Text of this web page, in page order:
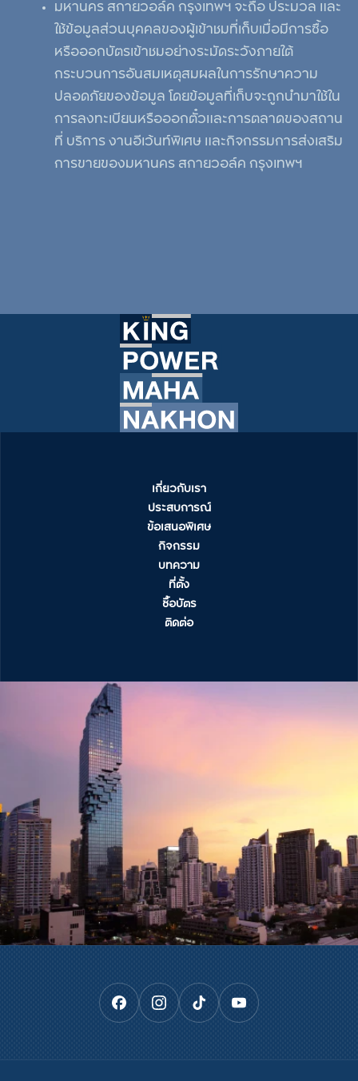
มหานคร สกายวอล์ค กรุงเทพฯ จะถือ ประมวล และ
ใช้ข้อมูลส่วนบุคคลของผู้เข้าชมที่เก็บเมื่อมีการซื้อ
หรือออกบัตรเข้าชมอย่างระมัดระวังภายใต้
กระบวนการอันสมเหตุสมผลในการรักษาความ
ปลอดภัยของข้อมูล โดยข้อมูลที่เก็บจะถูกนำมาใช้ใน
การลงทะเบียนหรือออกตั๋วและการตลาดของสถาน
ที่ บริการ งานอีเว้นท์พิเศษ และกิจกรรมการส่งเสริม
การขายของมหานคร สกายวอล์ค กรุงเทพฯ
เกี่ยวกับเรา
ประสบการณ์
ข้อเสนอพิเศษ
กิจกรรม
บทความ
ที่ตั้ง
ซื้อบัตร
ติดต่อ